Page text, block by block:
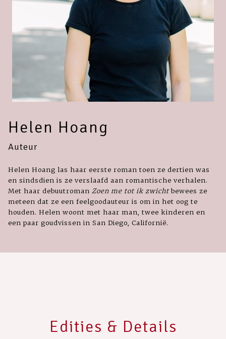
Helen Hoang
Auteur
Helen Hoang las haar eerste roman toen ze dertien was
en sindsdien is ze verslaafd aan romantische verhalen.
Met haar debuutroman Zoen me tot ik zwichtbewees ze
meteen dat ze een feelgoodauteur is om in het oog te
houden. Helen woont met haar man, twee kinderen en
een paar goudvissen in San Diego, Californië.
Edities & Details